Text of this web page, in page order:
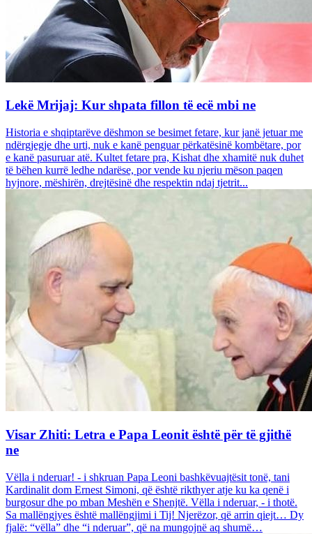
Lekë Mrijaj: Kur shpata fillon të ecë mbi ne
Historia e shqiptarëve dëshmon se besimet fetare, kur janë jetuar me
ndërgjegje dhe urti, nuk e kanë penguar përkatësinë kombëtare, por
e kanë pasuruar atë. Kultet fetare pra, Kishat dhe xhamitë nuk duhet
të bëhen kurrë ledhe ndarëse, por vende ku njeriu mëson paqen
hyjnore, mëshirën, drejtësinë dhe respektin ndaj tjetrit...
Visar Zhiti: Letra e Papa Leonit është për të gjithë
ne
Vëlla i nderuar! - i shkruan Papa Leoni bashkëvuajtësit tonë, tani
Kardinalit dom Ernest Simoni, që është rikthyer atje ku ka qenë i
burgosur dhe po mban Meshën e Shenjtë. Vëlla i nderuar, - i thotë.
Sa mallëngjyes është mallëngjimi i Tij! Njerëzor, që arrin qiejt… Dy
fjalë: “vëlla” dhe “i nderuar”, që na mungojnë aq shumë…